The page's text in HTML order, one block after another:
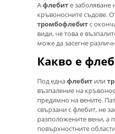
Афлебите заболяване
кръвоносните съдове.
тромбофлебитс
види, че това е
може да засегне
Какво е
Под еднафлебит или
възпаление на
предимно на вените.
свързани с флебит, не
разположените вени, а
повърхностните